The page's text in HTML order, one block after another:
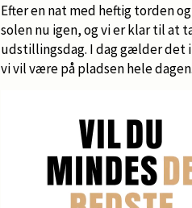
Efter en nat med heftig torden
solen nu igen, og vi er klar til at
udstillingsdag. I dag gælder
vi vil være på pladsen hele dagen.